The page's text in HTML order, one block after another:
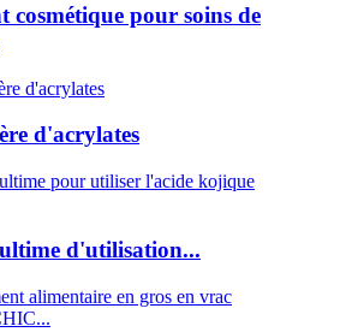
cosmétique pour soins de
d'acrylates
d'utilisation...